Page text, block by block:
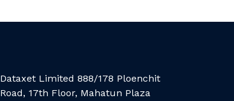
Dataxet Limited 888/178 Ploenchit
Road, 17th Floor, Mahatun Plaza